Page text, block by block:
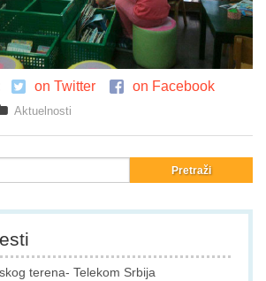
on Twitter on Facebook
Aktuelnosti
terena- Telekom Srbija